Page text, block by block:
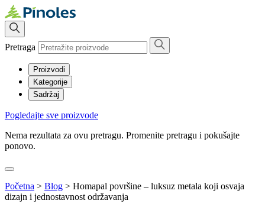
Pretraga
Proizvodi
Kategorije
Sadržaj
Pogledajte sve proizvode
Nema rezultata za ovu pretragu. Promenite pretragu i pokušajte
ponovo.
Početna > Blog > Homapal površine – luksuz metala koji osvaja
dizajn i jednostavnost održavanja